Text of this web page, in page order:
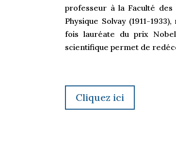
professeur à la Faculté des
Physique Solvay (1911-
fois lauréate du prix
scientifique permet de
Cliquez ici